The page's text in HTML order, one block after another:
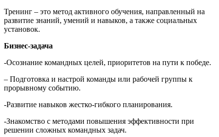
Тренинг – это метод активного обучения, направленный на
развитие знаний, умений и навыков, а также социальных
установок.
Бизнес-задача
-Осознание командных целей, приоритетов на пути к победе.
– Подготовка и настрой команды или рабочей группы к
прорывному событию.
-Развитие навыков жестко-гибкого планирования.
-Знакомство с методами повышения эффективности при
решении сложных командных задач.